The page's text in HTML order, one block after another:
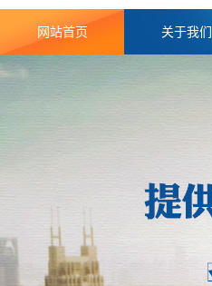
网站首页 关于我们